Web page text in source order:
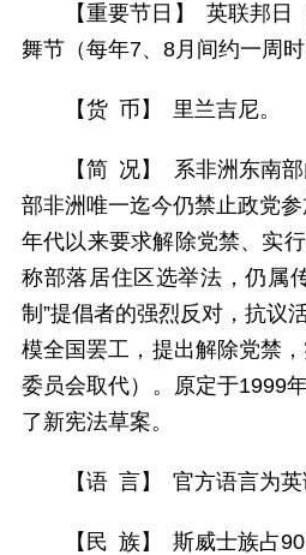
【重要节日】 英联邦
舞节（每年7、8月间约一周
【货 币】 里兰吉尼。
【简 况】 系非洲东南
部非洲唯一迄今仍禁止政党
年代以来要求解除党禁、实
称部落居住区选举法，仍属
制”提倡者的强烈反对，抗议
模全国罢工，提出解除党禁
委员会取代）。原定于1999
了新宪法草案。
【语 言】 官方语言为
【民 族】 斯威士族占